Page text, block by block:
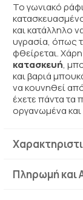
Το γωνιακό
και κατάλληλο
υγρασία, όπως
φθείρεται.
κατασκευή,
και βαριά
να κουνηθεί
έχετε πάντα τα
οργανωμένα
Πληρωμή και